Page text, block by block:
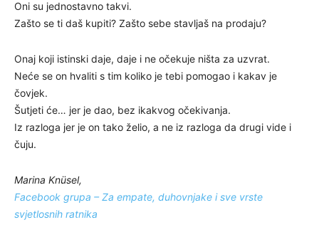
Oni su jednostavno takvi.
Zašto se ti daš kupiti? Zašto sebe stavljaš na prodaju?
Onaj koji istinski daje, daje i ne očekuje ništa za uzvrat.
Neće se on hvaliti s tim koliko je tebi pomogao i kakav je
čovjek.
Šutjeti će… jer je dao, bez ikakvog očekivanja.
Iz razloga jer je on tako želio, a ne iz razloga da drugi vide i
čuju.
Marina Knüsel,
Facebook grupa – Za empate, duhovnjake i sve vrste
svjetlosnih ratnika